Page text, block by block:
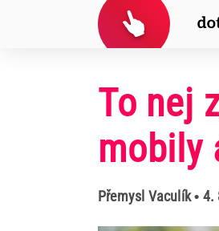
To nej
mobily
Přemysl Vaculík• 4.